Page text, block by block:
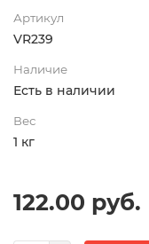
Артикул
VR239
Наличие
Есть в наличии
Вес
1 кг
122.00 руб.